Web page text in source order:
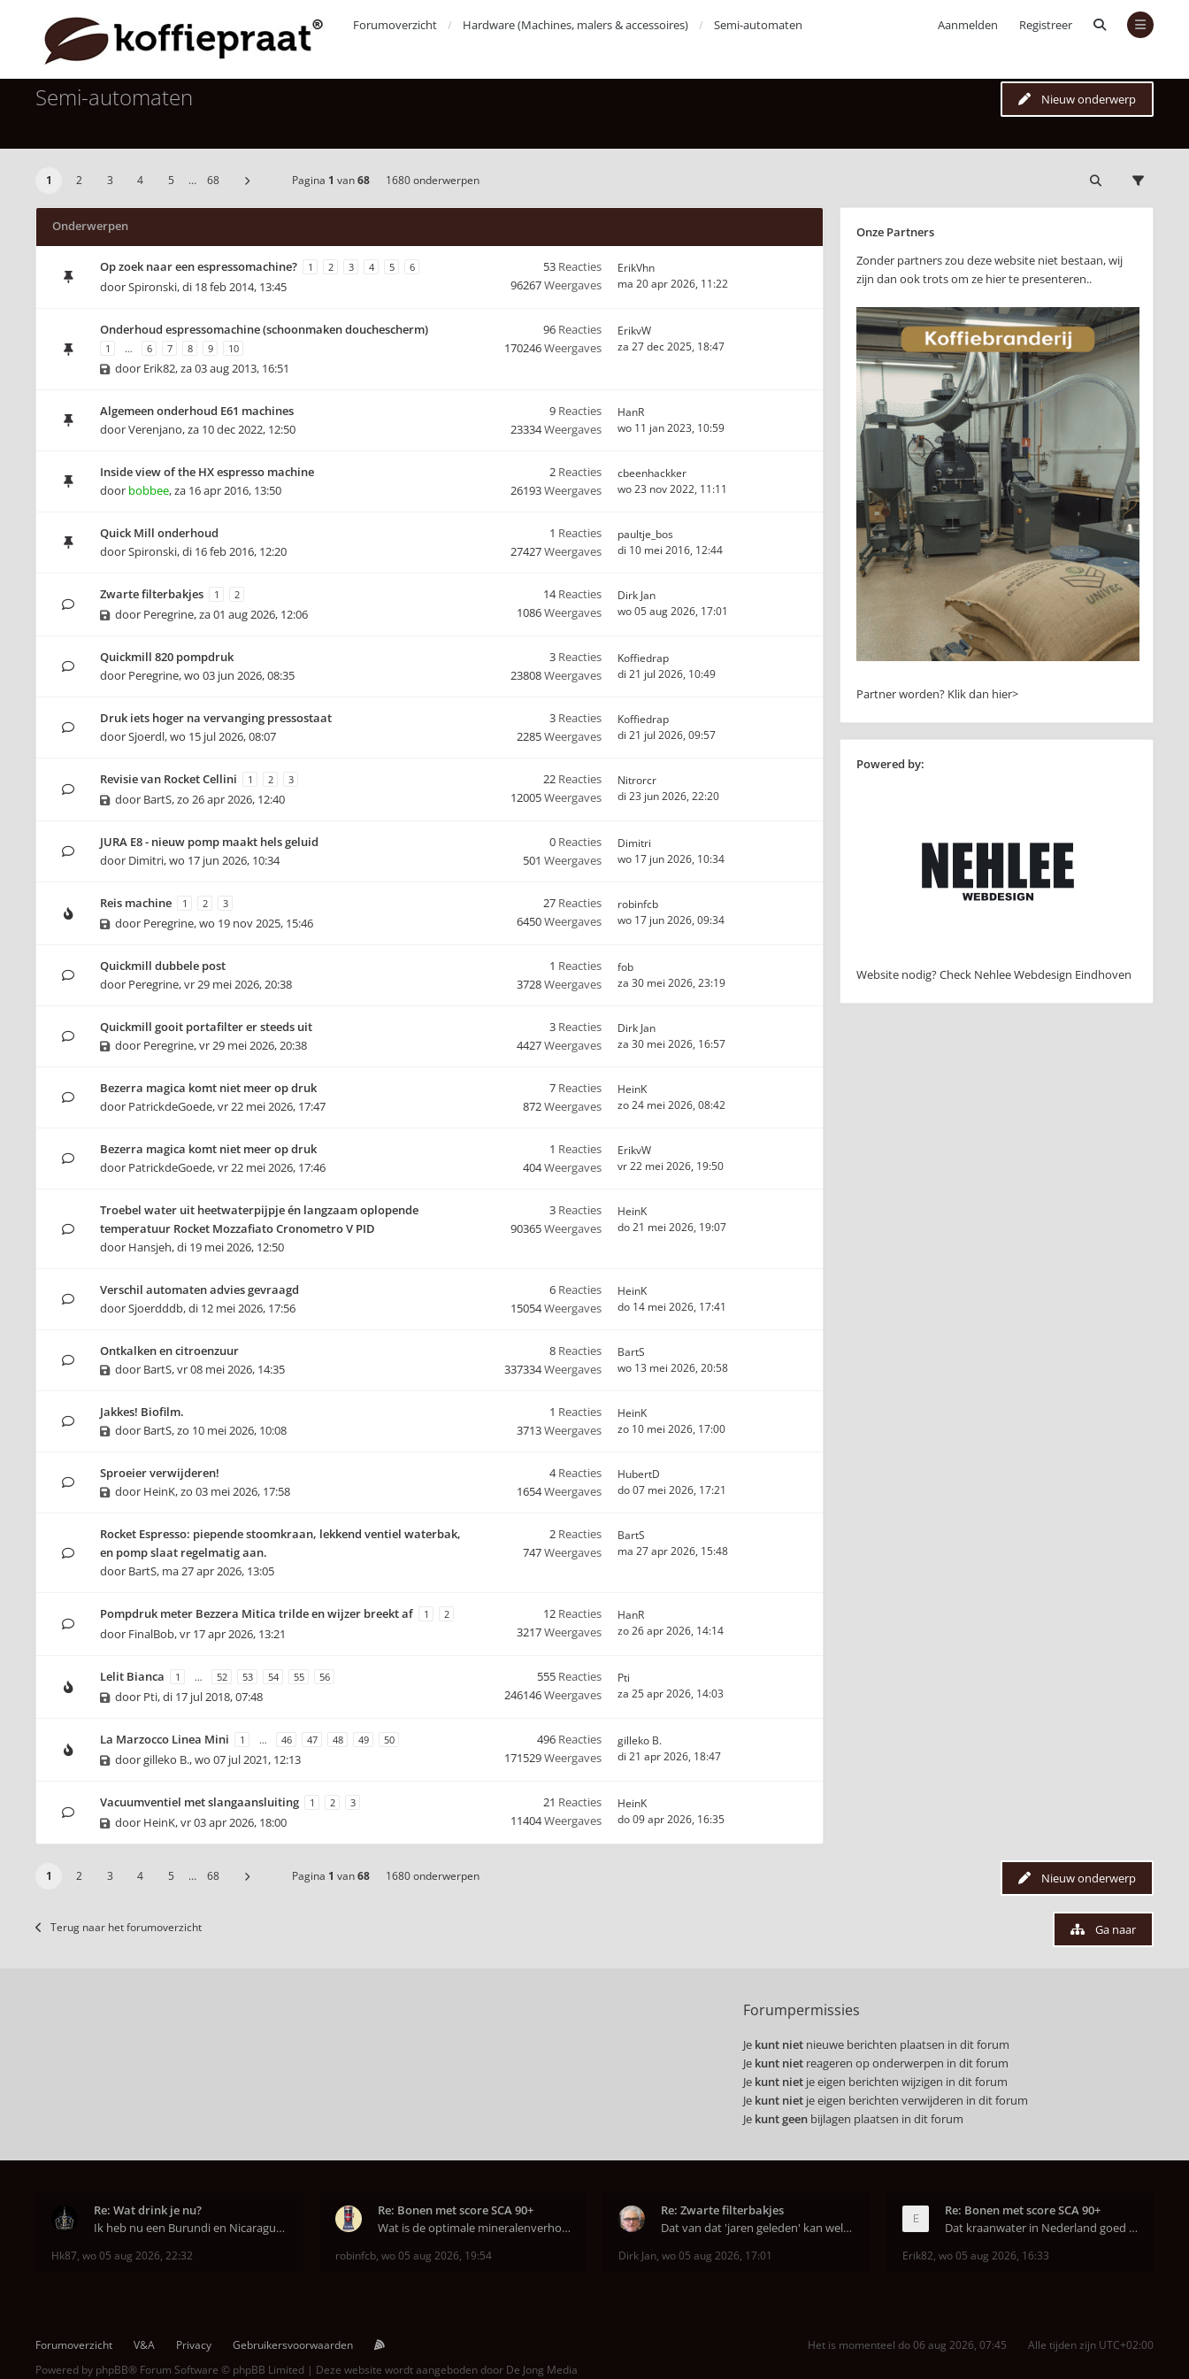
Aanmelden Registreer
Forumoverzicht Hardware (Machines, malers & accessoires) Semi-automaten
Semi-automaten Nieuw onderwerp
1 2 3 4 5 … 68 Pagina 1 van68 1680 onderwerpen
Onderwerpen
Op zoek naar een espressomachine? 1 2 3 4 5 6
doorSpironski,di 18 feb 2014, 13:45
53 Reacties
96267Weergaves
ErikVhn
ma 20 apr 2026, 11:22
Onderhoud espressomachine (schoonmaken douchescherm)
1 … 6 7 8 9 10
door Erik82,za 03 aug 2013, 16:51
96 Reacties
170246Weergaves
ErikvW
za 27 dec 2025, 18:47
Algemeen onderhoud E61 machines
doorVerenjano,za 10 dec 2022, 12:50
9 Reacties
23334Weergaves
HanR
wo 11 jan 2023, 10:59
Inside view of the HX espresso machine
door bobbee,za 16 apr 2016, 13:50
2 Reacties
26193Weergaves
cbeenhackker
wo 23 nov 2022, 11:11
Quick Mill onderhoud
doorSpironski,di 16 feb 2016, 12:20
1 Reacties
27427Weergaves
paultje_bos
di 10 mei 2016, 12:44
Zwarte filterbakjes 1 2
door Peregrine,za 01 aug 2026, 12:06
14Reacties
1086Weergaves
Dirk Jan
wo 05 aug 2026, 17:01
Quickmill 820 pompdruk
door Peregrine,wo 03 jun 2026, 08:35
3 Reacties
23808Weergaves
Koffiedrap
di 21 jul 2026, 10:49
Druk iets hoger na vervanging pressostaat
doorSjoerdl,wo 15 jul 2026, 08:07
3 Reacties
2285Weergaves
Koffiedrap
di 21 jul 2026, 09:57
Revisie van Rocket Cellini 1 2 3
door BartS,zo 26 apr 2026, 12:40
22 Reacties
12005Weergaves
Nitrorcr
di 23 jun 2026, 22:20
JURA E8 - nieuw pomp maakt hels geluid
door Dimitri,wo 17 jun 2026, 10:34
0 Reacties
501 Weergaves
Dimitri
wo 17 jun 2026, 10:34
Reis machine 1 2 3
door Peregrine,wo 19 nov 2025, 15:46
27 Reacties
6450Weergaves
robinfcb
wo 17 jun 2026, 09:34
Quickmill dubbele post
door Peregrine,vr 29 mei 2026, 20:38
1 Reacties
3728Weergaves
fob
za 30 mei 2026, 23:19
Quickmill gooit portafilter er steeds uit
door Peregrine,vr 29 mei 2026, 20:38
3 Reacties
4427Weergaves
Dirk Jan
za 30 mei 2026, 16:57
Bezerra magica komt niet meer op druk
door PatrickdeGoede,vr 22 mei 2026, 17:47
7 Reacties
872Weergaves
HeinK
zo 24 mei 2026, 08:42
Bezerra magica komt niet meer op druk
door PatrickdeGoede,vr 22 mei 2026, 17:46
1 Reacties
404Weergaves
ErikvW
vr 22 mei 2026, 19:50
Troebel water uit heetwaterpijpje én langzaam oplopende
temperatuur Rocket Mozzafiato Cronometro V PID
door Hansjeh,di 19 mei 2026, 12:50
3 Reacties
90365Weergaves
HeinK
do 21 mei 2026, 19:07
Verschil automaten advies gevraagd
doorSjoerdddb,di 12 mei 2026, 17:56
6 Reacties
15054Weergaves
HeinK
do 14 mei 2026, 17:41
Ontkalken en citroenzuur
door BartS,vr 08 mei 2026, 14:35
8 Reacties
337334Weergaves
BartS
wo 13 mei 2026, 20:58
Jakkes! Biofilm.
door BartS,zo 10 mei 2026, 10:08
1 Reacties
3713Weergaves
HeinK
zo 10 mei 2026, 17:00
Sproeier verwijderen!
door HeinK,zo 03 mei 2026, 17:58
4Reacties
1654Weergaves
HubertD
do 07 mei 2026, 17:21
Rocket Espresso: piepende stoomkraan, lekkend ventiel waterbak,
en pomp slaat regelmatig aan.
door BartS, ma 27 apr 2026, 13:05
2 Reacties
747Weergaves
BartS
ma 27 apr 2026, 15:48
Pompdruk meter Bezzera Mitica trilde en wijzer breekt af 1 2
door FinalBob,vr 17 apr 2026, 13:21
12 Reacties
3217Weergaves
HanR
zo 26 apr 2026, 14:14
Lelit Bianca 1 … 52 53 54 55 56
door Pti,di 17 jul 2018, 07:48
555 Reacties
246146Weergaves
Pti
za 25 apr 2026, 14:03
La Marzocco Linea Mini 1 … 46 47 48 49 50
doorgilleko B.,wo 07 jul 2021, 12:13
496 Reacties
171529Weergaves
gilleko B.
di 21 apr 2026, 18:47
Vacuumventiel met slangaansluiting 1 2 3
door HeinK,vr 03 apr 2026, 18:00
21 Reacties
11404Weergaves
HeinK
do 09 apr 2026, 16:35
Onze Partners
Zonder partners zou deze website niet bestaan, wij
zijn dan ook trots om ze hier te presenteren..
Partner worden? Klik dan hier>
Powered by:
Website nodig? Check Nehlee Webdesign Eindhoven
Nieuw onderwerp
1 2 3 4 5 … 68 Pagina 1 van68 1680 onderwerpen
Terug naar het forumoverzicht Ga naar
Forumpermissies
Je kunt niet nieuwe berichten plaatsen in dit forum
Je kunt niet reageren op onderwerpen in dit forum
Je kunt niet je eigen berichten wijzigen in dit forum
Je kunt niet je eigen berichten verwijderen in dit forum
Je kunt geen bijlagen plaatsen in dit forum
Re: Wat drink je nu?
Ik heb nu een Burundi en Nicaragua van het hoofdkw
Hk87, wo 05 aug 2026, 22:32
Re: Bonen met score SCA 90+
Wat is de optimale mineralenverhouding volgens j
robinfcb, wo 05 aug 2026, 19:54
Re: Zwarte filterbakjes
Dat van dat 'jaren geleden' kan wel kloppen, onze
Dirk Jan, wo 05 aug 2026, 17:01
Re: Bonen met score SCA 90+
Dat kraanwater in Nederland goed is heeft helema
Erik82, wo 05 aug 2026, 16:33
Forumoverzicht V&A Privacy Gebruikersvoorwaarden Alle tijden zijn UTC+02:00
Het is momenteel do 06 aug 2026, 07:45
Powered by phpBB® Forum Software © phpBB Limited | Deze website wordt aangeboden door De Jong Media